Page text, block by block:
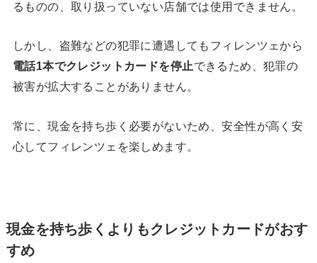
るものの、取り扱っていない店舗では使用できません。
しかし、盗難などの犯罪に遭遇してもフィレンツェから
電話1本でクレジットカードを停止できるため、犯罪の
被害が拡大することがありません。
常に、現金を持ち歩く必要がないため、安全性が高く安
心してフィレンツェを楽しめます。
現金を持ち歩くよりもクレジットカードがおす
すめ